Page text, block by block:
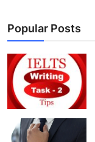
Popular Posts